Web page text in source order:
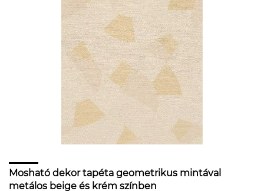
Mosható dekor tapéta geometrikus mintával
metálos beige és krém színben